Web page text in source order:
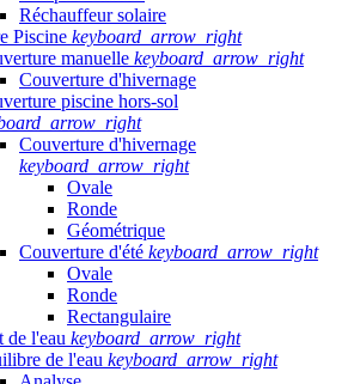
Réchauffeur solaire
Piscine keyboard_arrow_right
manuelle keyboard_arrow_right
Couverture d'hivernage
piscine hors-sol
Couverture d'hivernage
keyboard_arrow_right
Ovale
Ronde
Géométrique
Couverture d'été keyboard_arrow_right
Ovale
Ronde
Rectangulaire
de l'eau keyboard_arrow_right
de l'eau keyboard_arrow_right